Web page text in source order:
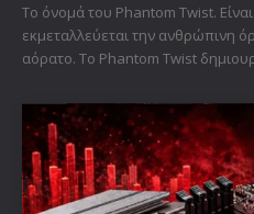
Το όνομά του Phantom Twist.
εκμεταλλεύεται την ανθρώπινη
αόρατο. Το Phantom Twist